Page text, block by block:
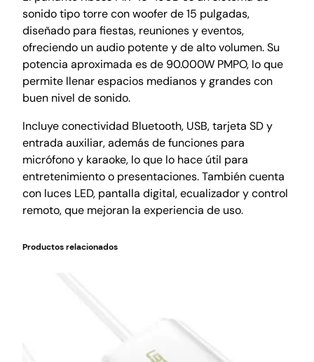
sonido tipo torre con woofer de 15 pulgadas,
diseñado para fiestas, reuniones y eventos,
ofreciendo un audio potente y de alto volumen. Su
potencia aproximada es de 90.000W PMPO, lo que
permite llenar espacios medianos y grandes con
buen nivel de sonido.
Incluye conectividad Bluetooth, USB, tarjeta SD y
entrada auxiliar, además de funciones para
micrófono y karaoke, lo que lo hace útil para
entretenimiento o presentaciones. También cuenta
con luces LED, pantalla digital, ecualizador y control
remoto, que mejoran la experiencia de uso.
Productos relacionados